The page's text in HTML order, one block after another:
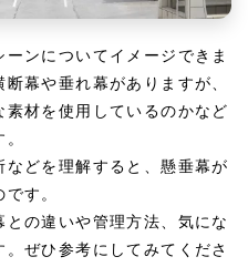
ンについてイメージできま
幕や垂れ幕がありますが、
材を使用しているのかなど
どを理解すると、懸垂幕が
す。
の違いや管理方法、気にな
ぜひ参考にしてみてくださ